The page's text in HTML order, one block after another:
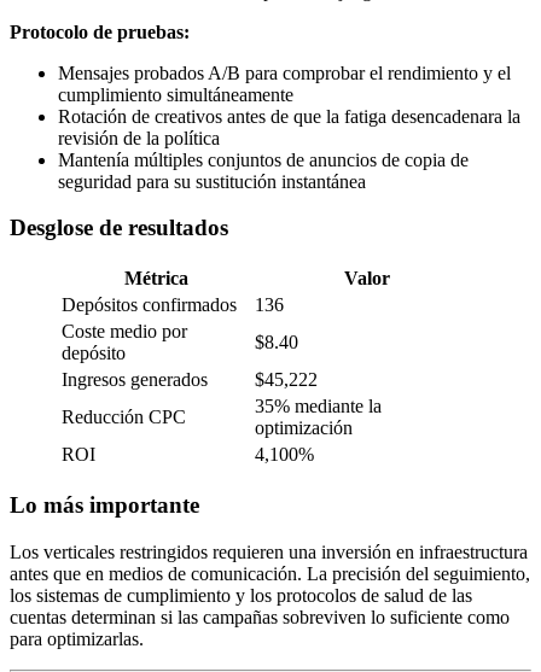
Protocolo de pruebas:
Mensajes probados A/B para comprobar el rendimiento y el
cumplimiento simultáneamente
Rotación de creativos antes de que la fatiga desencadenara la
revisión de la política
Mantenía múltiples conjuntos de anuncios de copia de
seguridad para su sustitución instantánea
Desglose de resultados
Métrica
Valor
Depósitos confirmados
136
Coste medio por
depósito
$8.40
Ingresos generados
$45,222
Reducción CPC
35% mediante la
optimización
ROI
4,100%
Lo más importante
Los verticales restringidos requieren una inversión en infraestructura
antes que en medios de comunicación. La precisión del seguimiento,
los sistemas de cumplimiento y los protocolos de salud de las
cuentas determinan si las campañas sobreviven lo suficiente como
para optimizarlas.